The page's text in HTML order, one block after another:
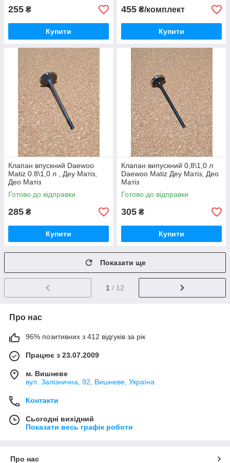
255 ₴
Купити
455 ₴/комплект
Купити
Клапан впускний Daewoo
Matiz 0.8\1,0 л , Деу Матіз,
Део Матіз
Готово до відправки
285 ₴
Купити
Клапан випускний 0,8\1,0 л
Daewoo Matiz Деу Матіз, Део
Матіз
Готово до відправки
305 ₴
Купити
Показати ще
1 / 12
Про нас
96% позитивних з 412 відгуків за рік
Працює з 23.07.2009
м. Вишневе
вул. Залізнична, 92, Вишневе, Україна
Контакти
Сьогодні вихідний
Показати весь графік роботи
Про нас